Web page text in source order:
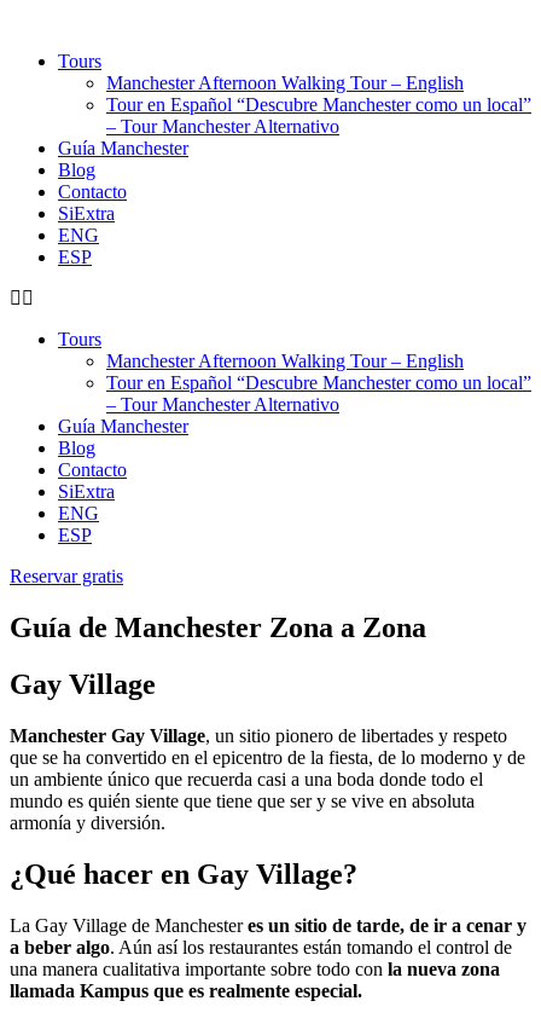
Tours
Manchester Afternoon Walking Tour – English
Tour en Español “Descubre Manchester como un local”
– Tour Manchester Alternativo
Guía Manchester
Blog
Contacto
SiExtra
ENG
ESP
Tours
Manchester Afternoon Walking Tour – English
Tour en Español “Descubre Manchester como un local”
– Tour Manchester Alternativo
Guía Manchester
Blog
Contacto
SiExtra
ENG
ESP
Reservar gratis
Guía de Manchester Zona a Zona
Gay Village
Manchester Gay Village, un sitio pionero de libertades y respeto
que se ha convertido en el epicentro de la fiesta, de lo moderno y de
un ambiente único que recuerda casi a una boda donde todo el
mundo es quién siente que tiene que ser y se vive en absoluta
armonía y diversión.
¿Qué hacer en Gay Village?
La Gay Village de Manchesteres un sitio de tarde, de ir a cenar y
a beber algo. Aún así los restaurantes están tomando el control de
una manera cualitativa importante sobre todo con la nueva zona
llamada Kampus que es realmente especial.